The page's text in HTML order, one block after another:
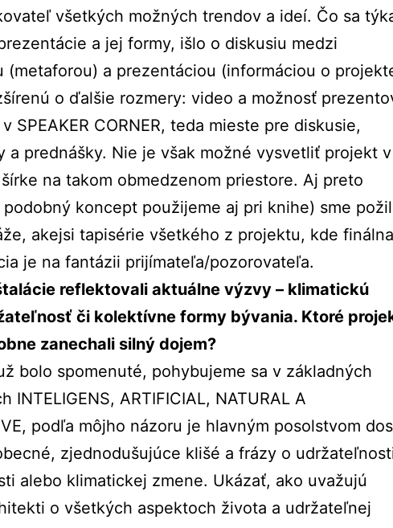
všetkých možných trendov a ideí. Čo sa
a jej formy, išlo o diskusiu medzi
(metaforou) a prezentáciou (informáciou o
o ďalšie rozmery: video a možnosť
SPEAKER CORNER, teda mieste pre diskusie,
a prednášky. Nie je však možné vysvetliť projekt v
na takom obmedzenom priestore. Aj preto
podobný koncept použijeme aj pri knihe) sme
akejsi tapisérie všetkého z projektu, kde finálna
je na fantázii prijímateľa/pozorovateľa.
reflektovali aktuálne výzvy – klimatickú
či kolektívne formy bývania. Ktoré
zanechali silný dojem?
bolo spomenuté, pohybujeme sa v základných
INTELIGENS, ARTIFICIAL, NATURAL A
podľa môjho názoru je hlavným posolstvom
zjednodušujúce klišé a frázy o
alebo klimatickej zmene. Ukázať, ako uvažujú
o všetkých aspektoch života a udržateľnej